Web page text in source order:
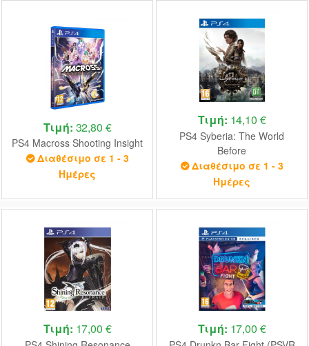
Τιμή: 32,80 €
PS4 Macross Shooting Insight
Διαθέσιμο σε 1 - 3
Ημέρες
Τιμή: 14,10 €
PS4 Syberia: The World
Before
Διαθέσιμο σε 1 - 3
Ημέρες
Τιμή: 17,00 € Τιμή: 17,00 €